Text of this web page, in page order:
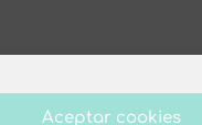
Aceptar cookies